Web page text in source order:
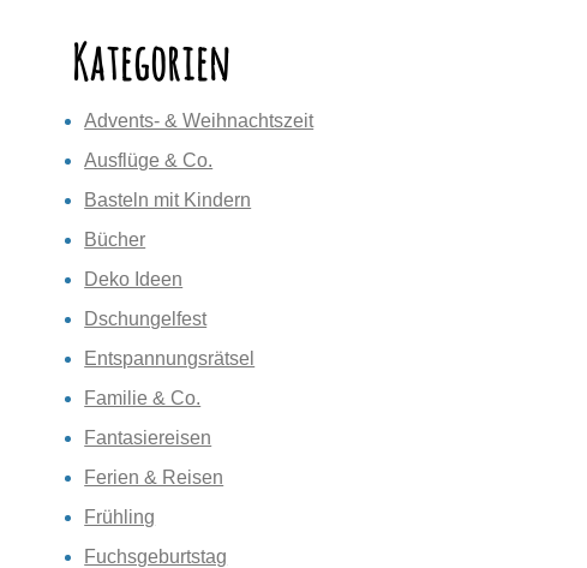
Kategorien
Advents- & Weihnachtszeit
Ausflüge & Co.
Basteln mit Kindern
Bücher
Deko Ideen
Dschungelfest
Entspannungsrätsel
Familie & Co.
Fantasiereisen
Ferien & Reisen
Frühling
Fuchsgeburtstag